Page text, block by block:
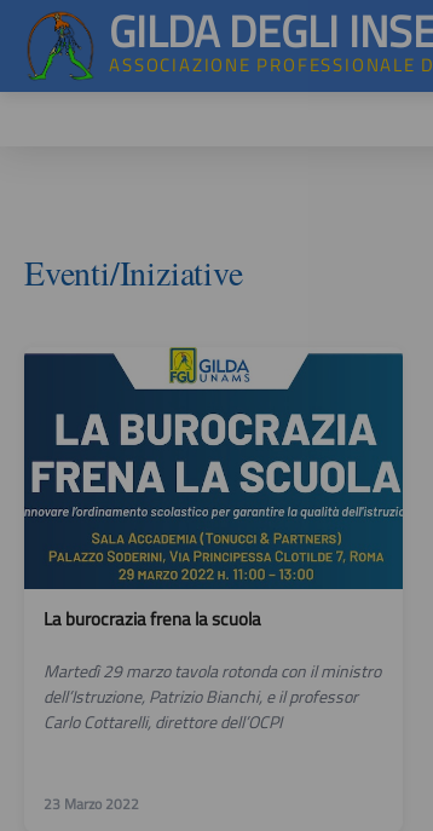
GILDA DEGLI
ASSOCIAZIONE PROFESSIONALE
Eventi/Iniziative
La burocrazia frena la scuola
Martedì 29 marzo tavola rotonda con il ministro
dell’Istruzione, Patrizio Bianchi, e il professor
Carlo Cottarelli, direttore dell’OCPI
23 Marzo 2022